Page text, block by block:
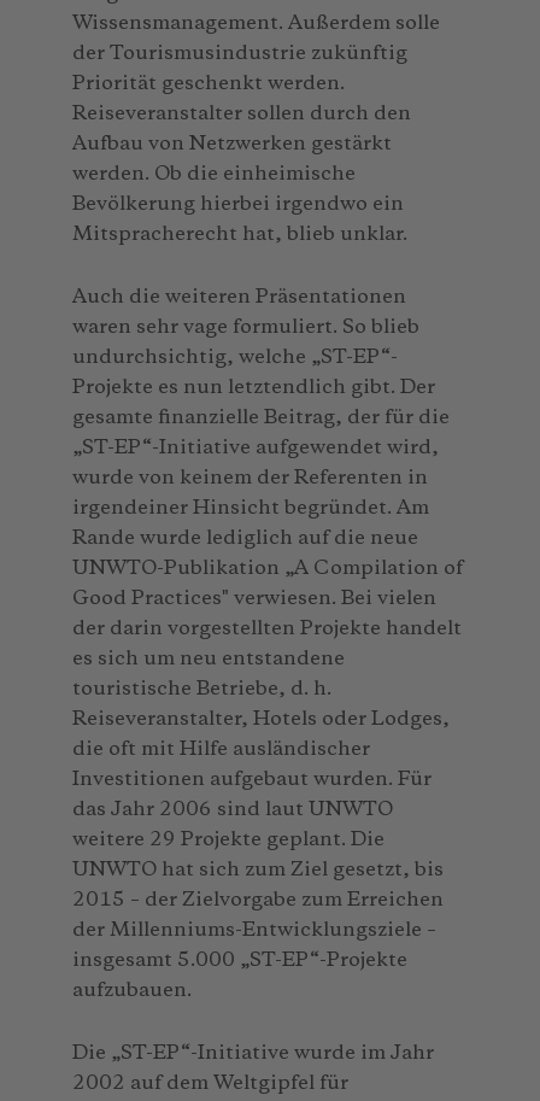
Wissensmanagement. Außerdem solle
der Tourismusindustrie zukünftig
Priorität geschenkt werden.
Reiseveranstalter sollen durch den
Aufbau von Netzwerken gestärkt
werden. Ob die einheimische
Bevölkerung hierbei irgendwo ein
Mitspracherecht hat, blieb unklar.
Auch die weiteren Präsentationen
waren sehr vage formuliert. So blieb
undurchsichtig, welche „ST-EP“-
Projekte es nun letztendlich gibt. Der
gesamte finanzielle Beitrag, der für die
„ST-EP“-Initiative aufgewendet wird,
wurde von keinem der Referenten in
irgendeiner Hinsicht begründet. Am
Rande wurde lediglich auf die neue
UNWTO-Publikation „A Compilation of
Good Practices" verwiesen. Bei vielen
der darin vorgestellten Projekte handelt
es sich um neu entstandene
touristische Betriebe, d. h.
Reiseveranstalter, Hotels oder Lodges,
die oft mit Hilfe ausländischer
Investitionen aufgebaut wurden. Für
das Jahr 2006 sind laut UNWTO
weitere 29 Projekte geplant. Die
UNWTO hat sich zum Ziel gesetzt, bis
2015 – der Zielvorgabe zum Erreichen
der Millenniums-Entwicklungsziele –
insgesamt 5.000 „ST-EP“-Projekte
aufzubauen.
Die „ST-EP“-Initiative wurde im Jahr
2002 auf dem Weltgipfel für